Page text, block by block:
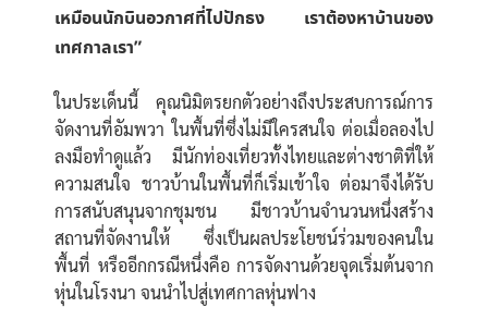
เหมือนนักบินอวกาศที่ไปปักธง เราต้องหาบ้านของ
เทศกาลเรา”
ในประเด็นนี้ คุณนิมิตรยกตัวอย่างถึงประสบการณ์การ
จัดงานที่อัมพวา ในพื้นที่ซึ่งไม่มีใครสนใจ ต่อเมื่อลองไป
ลงมือทำดูแล้ว มีนักท่องเที่ยวทั้งไทยและต่างชาติที่ให้
ความสนใจ ชาวบ้านในพื้นที่ก็เริ่มเข้าใจ ต่อมาจึงได้รับ
การสนับสนุนจากชุมชน มีชาวบ้านจำนวนหนึ่งสร้าง
สถานที่จัดงานให้ ซึ่งเป็นผลประโยชน์ร่วมของคนใน
พื้นที่ หรืออีกกรณีหนึ่งคือ การจัดงานด้วยจุดเริ่มต้นจาก
หุ่นในโรงนา จนนำไปสู่เทศกาลหุ่นฟาง